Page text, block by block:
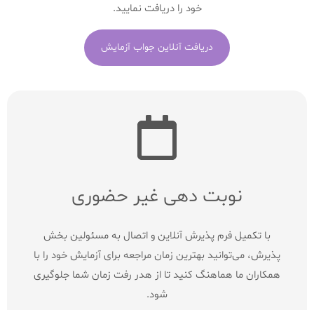
خود را دریافت نمایید.
دریافت آنلاین جواب آزمایش
نوبت دهی غیر حضوری
با تکمیل فرم پذیرش آنلاین و اتصال به مسئولین بخش
پذیرش، می‌توانید بهترین زمان مراجعه برای آزمایش خود را با
همکاران ما هماهنگ کنید تا از هدر رفت زمان شما جلوگیری
شود.